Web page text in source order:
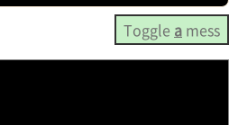
Toggle a mess